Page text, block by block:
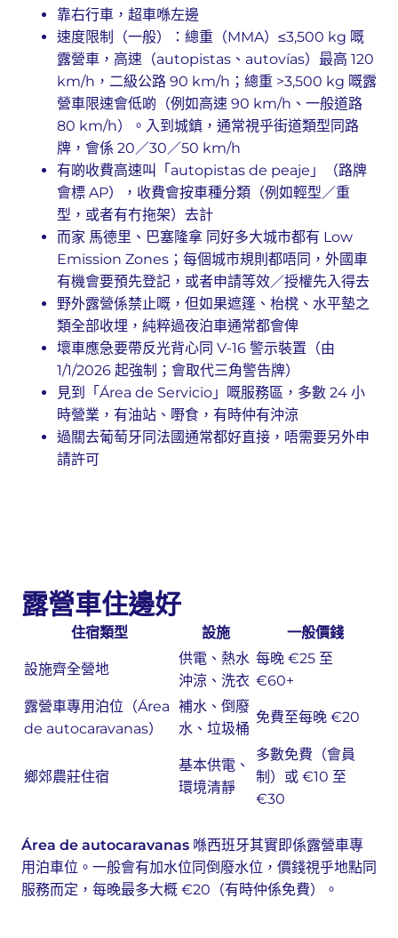
靠右行車，超車喺左邊
速度限制（一般）：總重（MMA）≤3,500 kg 嘅
露營車，高速（autopistas、autovías）最高 120
km/h，二級公路 90 km/h；總重 >3,500 kg 嘅露
營車限速會低啲（例如高速 90 km/h、一般道路
80 km/h）。入到城鎮，通常視乎街道類型同路
牌，會係 20／30／50 km/h
有啲收費高速叫「autopistas de peaje」（路牌
會標 AP），收費會按車種分類（例如輕型／重
型，或者有冇拖架）去計
而家 馬德里、巴塞隆拿 同好多大城市都有 Low
Emission Zones；每個城市規則都唔同，外國車
有機會要預先登記，或者申請等效／授權先入得去
野外露營係禁止嘅，但如果遮篷、枱櫈、水平墊之
類全部收埋，純粹過夜泊車通常都會俾
壞車應急要帶反光背心同 V-16 警示裝置（由
1/1/2026 起強制；會取代三角警告牌）
見到「Área de Servicio」嘅服務區，多數 24 小
時營業，有油站、嘢食，有時仲有沖涼
過關去葡萄牙同法國通常都好直接，唔需要另外申
請許可
露營車住邊好
住宿類型 設施 一般價錢
設施齊全營地
供電、熱水
沖涼、洗衣
每晚 €25 至
€60+
露營車專用泊位（Área
de autocaravanas）
補水、倒廢
水、垃圾桶
免費至每晚 €20
鄉郊農莊住宿
基本供電、
環境清靜
多數免費（會員
制）或 €10 至
€30
Área de autocaravanas 喺西班牙其實即係露營車專
用泊車位。一般會有加水位同倒廢水位，價錢視乎地點同
服務而定，每晚最多大概 €20（有時仲係免費）。